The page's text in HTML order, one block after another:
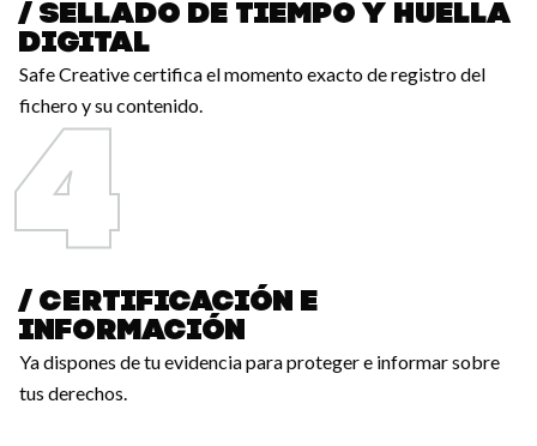
/ SELLADO DE TIEMPO Y HUELLA
DIGITAL
Safe Creative certifica el momento exacto de registro del
fichero y su contenido.
/ CERTIFICACIÓN E
INFORMACIÓN
Ya dispones de tu evidencia para proteger e informar sobre
tus derechos.